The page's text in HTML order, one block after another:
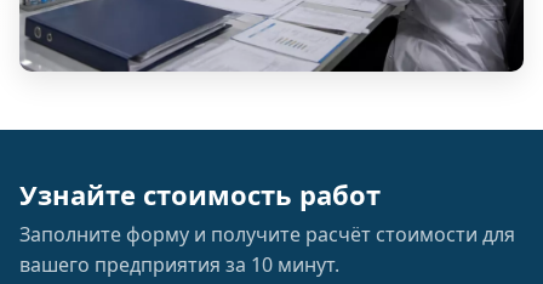
Узнайте стоимость работ
Заполните форму и получите расчёт стоимости для
вашего предприятия за 10 минут.